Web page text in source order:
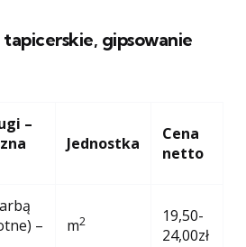
tapicerskie, gipsowanie
–
Jednostka
Cena
netto
–
m2
19,50-
24,00zł